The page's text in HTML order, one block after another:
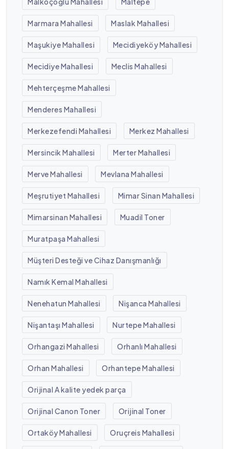
Marmara Mahallesi Maslak Mahallesi
Maşukiye Mahallesi Mecidiyeköy Mahallesi
Mecidiye Mahallesi Meclis Mahallesi
Mehterçeşme Mahallesi
Menderes Mahallesi
Merkezefendi Mahallesi Merkez Mahallesi
Mersincik Mahallesi Merter Mahallesi
Merve Mahallesi Mevlana Mahallesi
Meşrutiyet Mahallesi Mimar Sinan Mahallesi
Mimarsinan Mahallesi Muadil Toner
Muratpaşa Mahallesi
Müşteri Desteği ve Cihaz Danışmanlığı
Namık Kemal Mahallesi
Nenehatun Mahallesi Nişanca Mahallesi
Nişantaşı Mahallesi Nurtepe Mahallesi
Orhangazi Mahallesi Orhanlı Mahallesi
Orhan Mahallesi Orhantepe Mahallesi
Orijinal A kalite yedek parça
Orijinal Canon Toner Orijinal Toner
Ortaköy Mahallesi Oruçreis Mahallesi